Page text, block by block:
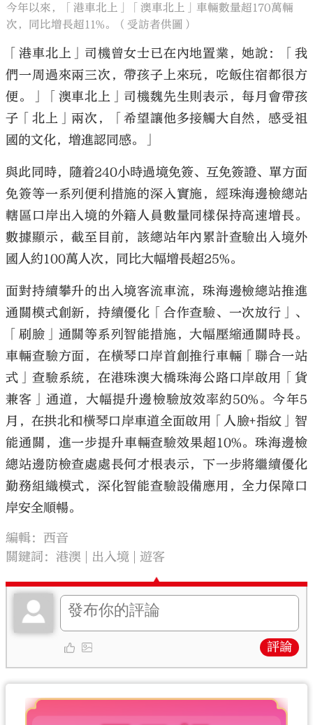
今年以來，「港車北上」「澳車北上」車輛數量超170萬輛
次，同比增長超11%。（受訪者供圖）
「港車北上」司機曾女士已在內地置業，她說：「我
們一周過來兩三次，帶孩子上來玩，吃飯住宿都很方
便。」「澳車北上」司機魏先生則表示，每月會帶孩
子「北上」兩次，「希望讓他多接觸大自然，感受祖
國的文化，增進認同感。」
與此同時，隨着240小時過境免簽、互免簽證、單方面
免簽等一系列便利措施的深入實施，經珠海邊檢總站
轄區口岸出入境的外籍人員數量同樣保持高速增長。
數據顯示，截至目前，該總站年內累計查驗出入境外
國人約100萬人次，同比大幅增長超25%。
面對持續攀升的出入境客流車流，珠海邊檢總站推進
通關模式創新，持續優化「合作查驗、一次放行」、
「刷臉」通關等系列智能措施，大幅壓縮通關時長。
車輛查驗方面，在橫琴口岸首創推行車輛「聯合一站
式」查驗系統，在港珠澳大橋珠海公路口岸啟用「貨
兼客」通道，大幅提升邊檢驗放效率約50%。今年5
月，在拱北和橫琴口岸車道全面啟用「人臉+指紋」智
能通關，進一步提升車輛查驗效果超10%。珠海邊檢
總站邊防檢查處處長何才根表示，下一步將繼續優化
勤務組織模式，深化智能查驗設備應用，全力保障口
岸安全順暢。
編輯：西音
關鍵詞：港澳 出入境 遊客
評論